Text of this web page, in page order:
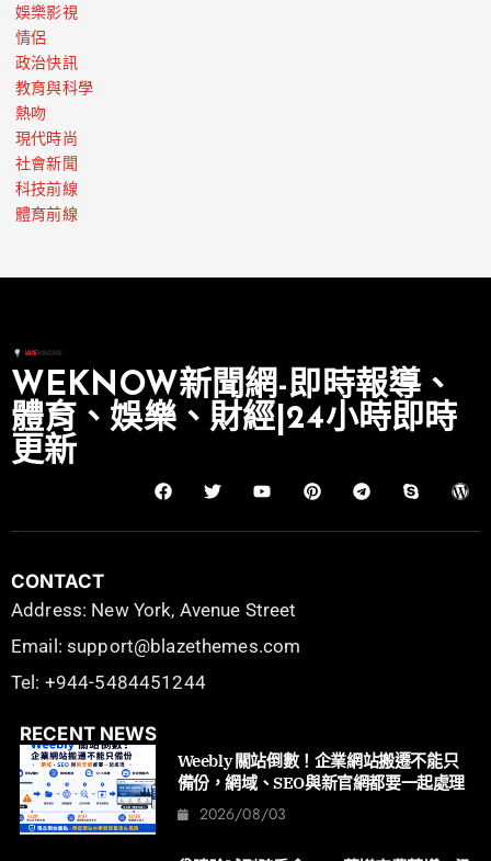
娛樂影視
情侶
政治快訊
教育與科學
熱吻
現代時尚
社會新聞
科技前線
體育前線
WEKNOW新聞網-即時報導、
體育、娛樂、財經|24小時即時
更新
CONTACT
Address: New York, Avenue Street
Email: support@blazethemes.com
Tel: +944-5484451244
RECENT NEWS
Weebly 關站倒數！企業網站搬遷不能只
備份，網域、SEO與新官網都要一起處理
2026/08/03